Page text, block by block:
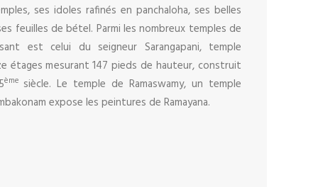
ses idoles rafinés en panchaloha, ses belles
feuilles de bétel. Parmi les nombreux temples de
est celui du seigneur Sarangapani, temple
étages mesurant 147 pieds de hauteur, construit
ème siècle. Le temple de Ramaswamy, un temple
expose les peintures de Ramayana.